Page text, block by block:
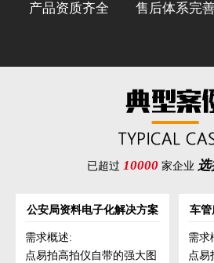
产品资质齐全 售后体系完
已超过 10000 家企业
公安局资料电子化解决方案
需求概述:
点易拍高拍仪自带的强大图
车管
需求
点易